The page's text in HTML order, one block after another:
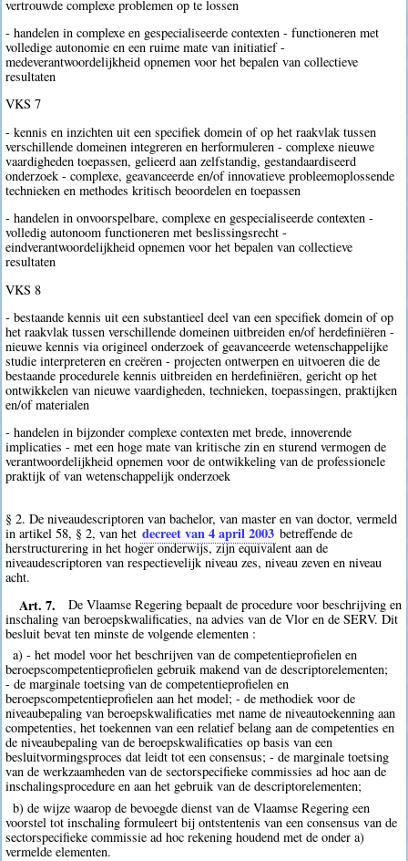
vertrouwde complexe problemen op te lossen
- handelen in complexe en gespecialiseerde contexten - functioneren met
volledige autonomie en een ruime mate van initiatief -
medeverantwoordelijkheid opnemen voor het bepalen van collectieve
resultaten
VKS 7
- kennis en inzichten uit een specifiek domein of op het raakvlak tussen
verschillende domeinen integreren en herformuleren - complexe nieuwe
vaardigheden toepassen, gelieerd aan zelfstandig, gestandaardiseerd
onderzoek - complexe, geavanceerde en/of innovatieve probleemoplossende
technieken en methodes kritisch beoordelen en toepassen
- handelen in onvoorspelbare, complexe en gespecialiseerde contexten -
volledig autonoom functioneren met beslissingsrecht -
eindverantwoordelijkheid opnemen voor het bepalen van collectieve
resultaten
VKS 8
- bestaande kennis uit een substantieel deel van een specifiek domein of op
het raakvlak tussen verschillende domeinen uitbreiden en/of herdefiniëren -
nieuwe kennis via origineel onderzoek of geavanceerde wetenschappelijke
studie interpreteren en creëren - projecten ontwerpen en uitvoeren die de
bestaande procedurele kennis uitbreiden en herdefiniëren, gericht op het
ontwikkelen van nieuwe vaardigheden, technieken, toepassingen, praktijken
en/of materialen
- handelen in bijzonder complexe contexten met brede, innoverende
implicaties - met een hoge mate van kritische zin en sturend vermogen de
verantwoordelijkheid opnemen voor de ontwikkeling van de professionele
praktijk of van wetenschappelijk onderzoek
§ 2. De niveaudescriptoren van bachelor, van master en van doctor, vermeld
in artikel 58, § 2, van het decreet van 4 april 2003 betreffende de
herstructurering in het hoger onderwijs, zijn equivalent aan de
niveaudescriptoren van respectievelijk niveau zes, niveau zeven en niveau
acht.
Art. 7.
De Vlaamse Regering bepaalt de procedure voor beschrijving en
inschaling van beroepskwalificaties, na advies van de Vlor en de SERV. Dit
besluit bevat ten minste de volgende elementen :
a) - het model voor het beschrijven van de competentieprofielen en
beroepscompetentieprofielen gebruik makend van de descriptorelementen;
- de marginale toetsing van de competentieprofielen en
beroepscompetentieprofielen aan het model; - de methodiek voor de
niveaubepaling van beroepskwalificaties met name de niveautoekenning aan
competenties, het toekennen van een relatief belang aan de competenties en
de niveaubepaling van de beroepskwalificaties op basis van een
besluitvormingsproces dat leidt tot een consensus; - de marginale toetsing
van de werkzaamheden van de sectorspecifieke commissies ad hoc aan de
inschalingsprocedure en aan het gebruik van de descriptorelementen;
b) de wijze waarop de bevoegde dienst van de Vlaamse Regering een
voorstel tot inschaling formuleert bij ontstentenis van een consensus van de
sectorspecifieke commissie ad hoc rekening houdend met de onder a)
vermelde elementen.